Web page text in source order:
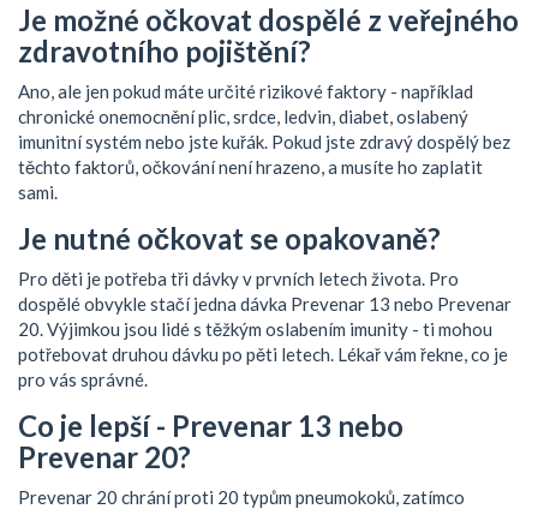
Je možné očkovat dospělé z veřejného
zdravotního pojištění?
Ano, ale jen pokud máte určité rizikové faktory - například
chronické onemocnění plic, srdce, ledvin, diabet, oslabený
imunitní systém nebo jste kuřák. Pokud jste zdravý dospělý bez
těchto faktorů, očkování není hrazeno, a musíte ho zaplatit
sami.
Je nutné očkovat se opakovaně?
Pro děti je potřeba tři dávky v prvních letech života. Pro
dospělé obvykle stačí jedna dávka Prevenar 13 nebo Prevenar
20. Výjimkou jsou lidé s těžkým oslabením imunity - ti mohou
potřebovat druhou dávku po pěti letech. Lékař vám řekne, co je
pro vás správné.
Co je lepší - Prevenar 13 nebo
Prevenar 20?
Prevenar 20 chrání proti 20 typům pneumokoků, zatímco